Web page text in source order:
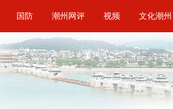
国防 潮州网评 视频 文化潮州